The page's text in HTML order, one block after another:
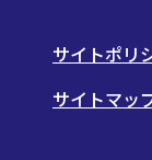
サイトポリ
サイトマッ